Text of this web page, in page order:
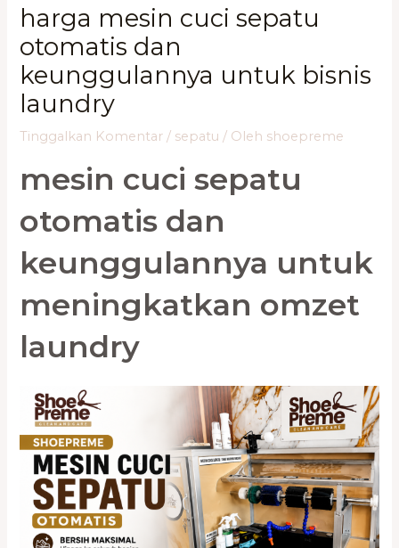
harga mesin cuci sepatu
otomatis dan
keunggulannya untuk bisnis
laundry
Tinggalkan Komentar / sepatu / Oleh shoepreme
mesin cuci sepatu
otomatis dan
keunggulannya untuk
meningkatkan omzet
laundry